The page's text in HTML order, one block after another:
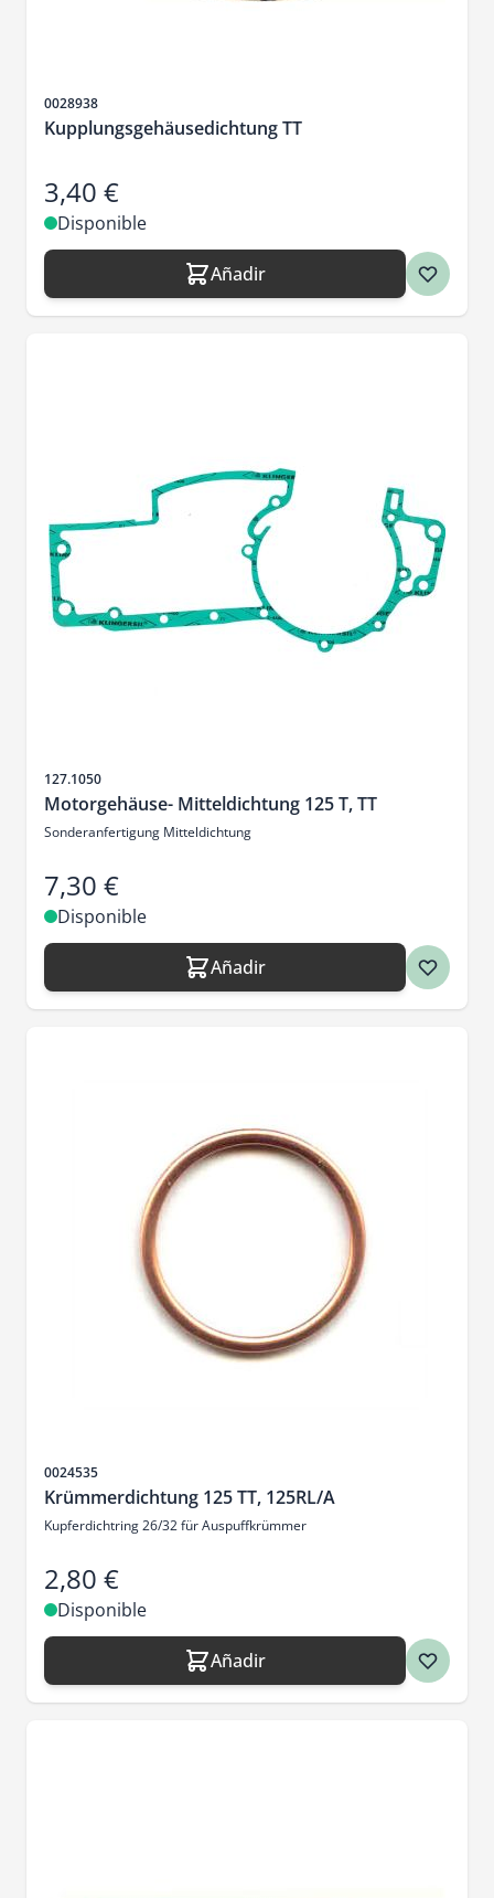
SKU
0028938
Kupplungsgehäusedichtung TT
3,40 €
Disponible
Añadir
SKU
127.1050
Motorgehäuse- Mitteldichtung 125 T, TT
Sonderanfertigung Mitteldichtung
7,30 €
Disponible
Añadir
SKU
0024535
Krümmerdichtung 125 TT, 125RL/A
Kupferdichtring 26/32 für Auspuffkrümmer
2,80 €
Disponible
Añadir